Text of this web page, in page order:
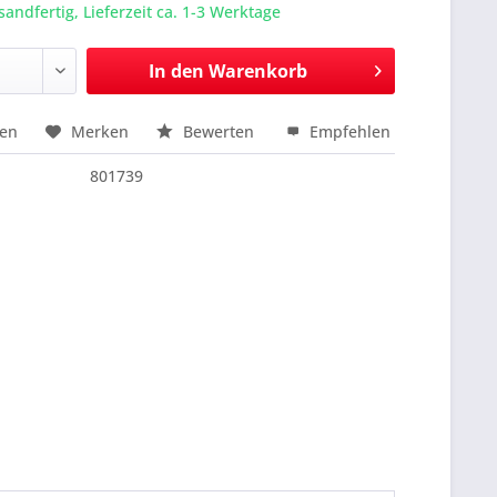
Lieferzeit ca. 1-3 Werktage
In den Warenkorb
Merken Bewerten Empfehlen
801739